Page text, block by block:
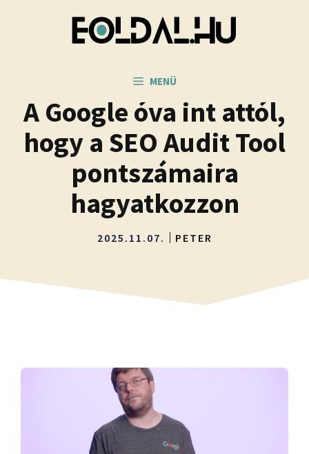
MENÜ
A Google óva int attól,
hogy a SEO Audit Tool
pontszámaira
hagyatkozzon
2025.11.07. PETER